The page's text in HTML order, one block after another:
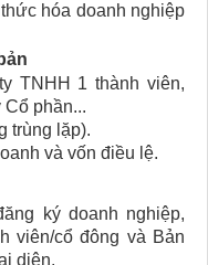
hóa doanh nghiệp
TNHH 1 thành viên,
phần...
trùng lặp).
và vốn điều lệ.
ký doanh nghiệp,
viên/cổ đông và Bản
diện.